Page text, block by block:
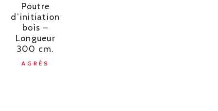
Poutre
d’initiation
bois –
Longueur
300 cm.
AGRÈS